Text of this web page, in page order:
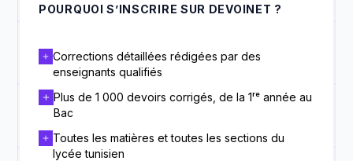
POURQUOI S’INSCRIRE SUR DEVOINET ?
Corrections détaillées rédigées par des
enseignants qualifiés
Plus de 1 000 devoirs corrigés, de la 1ʳᵉ année au
Bac
Toutes les matières et toutes les sections du
lycée tunisien